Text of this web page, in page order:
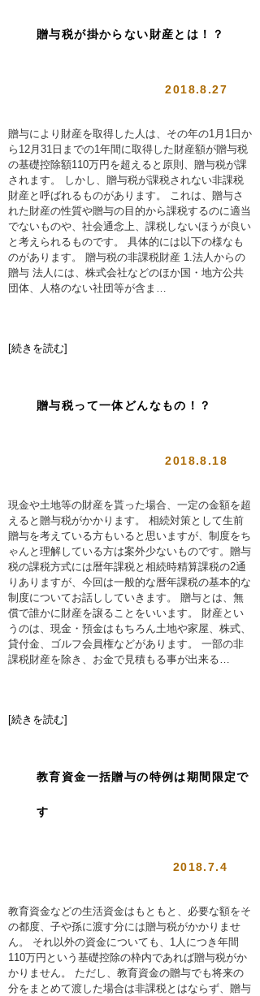
贈与税が掛からない財産とは！？
2018.8.27
贈与により財産を取得した人は、その年の1月1日か
ら12月31日までの1年間に取得した財産額が贈与税
の基礎控除額110万円を超えると原則、贈与税が課
されます。 しかし、贈与税が課税されない非課税
財産と呼ばれるものがあります。 これは、贈与さ
れた財産の性質や贈与の目的から課税するのに適当
でないものや、社会通念上、課税しないほうが良い
と考えられるものです。 具体的には以下の様なも
のがあります。 贈与税の非課税財産 1.法人からの
贈与 法人には、株式会社などのほか国・地方公共
団体、人格のない社団等が含ま…
[続きを読む]
贈与税って一体どんなもの！？
2018.8.18
現金や土地等の財産を貰った場合、一定の金額を超
えると贈与税がかかります。 相続対策として生前
贈与を考えている方もいると思いますが、制度をち
ゃんと理解している方は案外少ないものです。贈与
税の課税方式には暦年課税と相続時精算課税の2通
りありますが、今回は一般的な暦年課税の基本的な
制度についてお話ししていきます。 贈与とは、無
償で誰かに財産を譲ることをいいます。 財産とい
うのは、現金・預金はもちろん土地や家屋、株式、
貸付金、ゴルフ会員権などがあります。 一部の非
課税財産を除き、お金で見積もる事が出来る…
[続きを読む]
教育資金一括贈与の特例は期間限定で
す
2018.7.4
教育資金などの生活資金はもともと、必要な額をそ
の都度、子や孫に渡す分には贈与税がかかりませ
ん。 それ以外の資金についても、1人につき年間
110万円という基礎控除の枠内であれば贈与税がか
かりません。 ただし、教育資金の贈与でも将来の
分をまとめて渡した場合は非課税とはならず、贈与